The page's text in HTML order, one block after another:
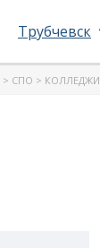
Трубчевск
> СПО > КОЛЛЕДЖИ